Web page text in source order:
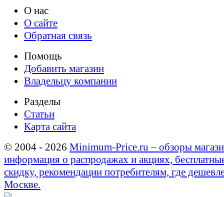
О нас
О сайте
Обратная связь
Помощь
Добавить магазин
Владельцу компании
Разделы
Статьи
Карта сайта
© 2004 - 2026 Minimum-Price.ru – обзоры
информация о распродажах и акциях,
скидку, рекомендации потребителям, где
Москве.